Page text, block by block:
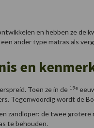
en hebben ze
ander type matras als
en
Toen ze in de 19e
Tegenwoordig wordt de
zandloper: de twee
te behouden.